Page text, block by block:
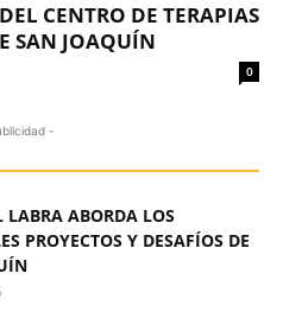
CENTRO DE TERAPIAS
SAN JOAQUÍN
0
-
LABRA ABORDA LOS
PROYECTOS Y DESAFÍOS DE